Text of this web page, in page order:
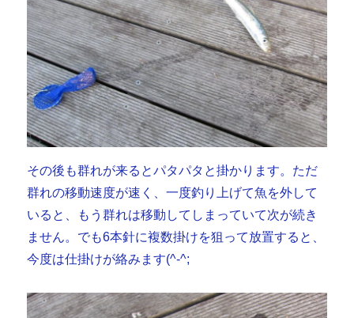
その後も群れが来るとパタパタと掛かります。ただ
群れの移動速度が速く、一度釣り上げて魚を外して
いると、もう群れは移動してしまっていて次が続き
ません。でも6本針に複数掛けを狙って放置すると、
今度は仕掛けが絡みます(^-^;